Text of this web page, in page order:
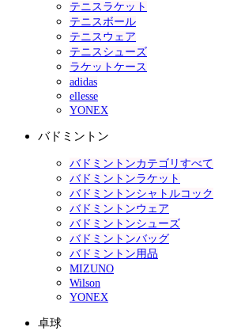
テニスラケット
テニスボール
テニスウェア
テニスシューズ
ラケットケース
adidas
ellesse
YONEX
バドミントン
バドミントンカテゴリすべて
バドミントンラケット
バドミントンシャトルコック
バドミントンウェア
バドミントンシューズ
バドミントンバッグ
バドミントン用品
MIZUNO
Wilson
YONEX
卓球